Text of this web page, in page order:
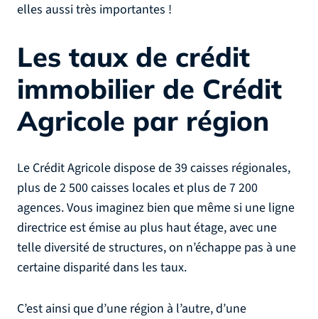
elles aussi très importantes !
Les taux de crédit
immobilier de Crédit
Agricole par région
Le Crédit Agricole dispose de 39 caisses régionales,
plus de 2 500 caisses locales et plus de 7 200
agences. Vous imaginez bien que même si une ligne
directrice est émise au plus haut étage, avec une
telle diversité de structures, on n’échappe pas à une
certaine disparité dans les taux.
C’est ainsi que d’une région à l’autre, d’une